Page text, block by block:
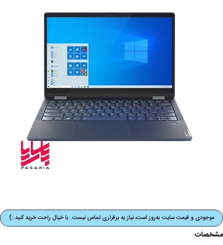
موجودی و قیمت‌ سایت به‌روز است، نیاز به برقراری تماس نیست. با خیال راحت خرید کنید :)
مشخصات: